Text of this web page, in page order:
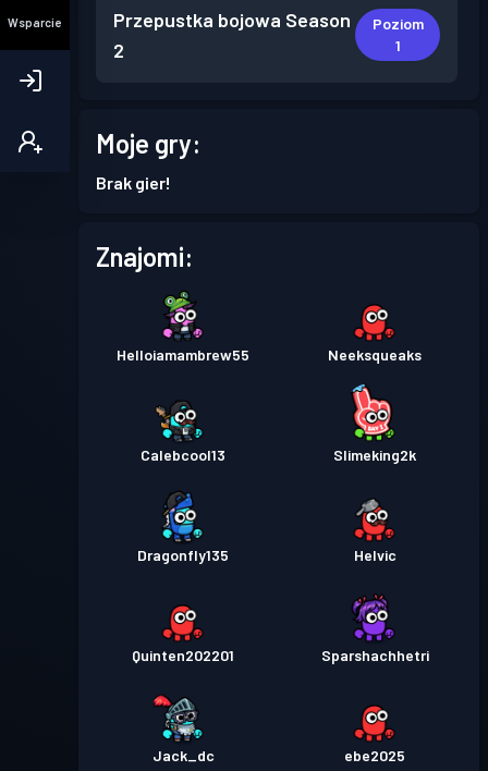
Wsparcie Przepustka bojowa Season
2
Poziom
1
Moje gry:
Brak gier!
Znajomi:
Helloiamambrew55 Neeksqueaks
Calebcool13 Slimeking2k
Dragonfly135 Helvic
Quinten202201 Sparshachhetri
Jack_dc ebe2025